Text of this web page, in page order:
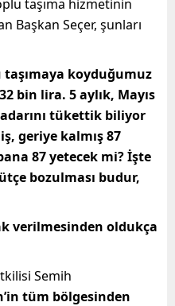
taşıma hizmetinin
Başkan Seçer, şunları
taşımaya koyduğumuz
bin lira. 5 aylık, Mayıs
tükettik biliyor
geriye kalmış 87
87 yetecek mi? İşte
bozulması budur,
verilmesinden oldukça
Semih
tüm bölgesinden